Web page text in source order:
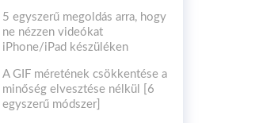
5 egyszerű megoldás arra, hogy
ne nézzen videókat
iPhone/iPad készüléken
A GIF méretének csökkentése a
minőség elvesztése nélkül [6
egyszerű módszer]